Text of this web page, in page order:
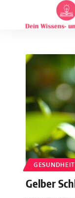
GESUNDHEIT
Gelber